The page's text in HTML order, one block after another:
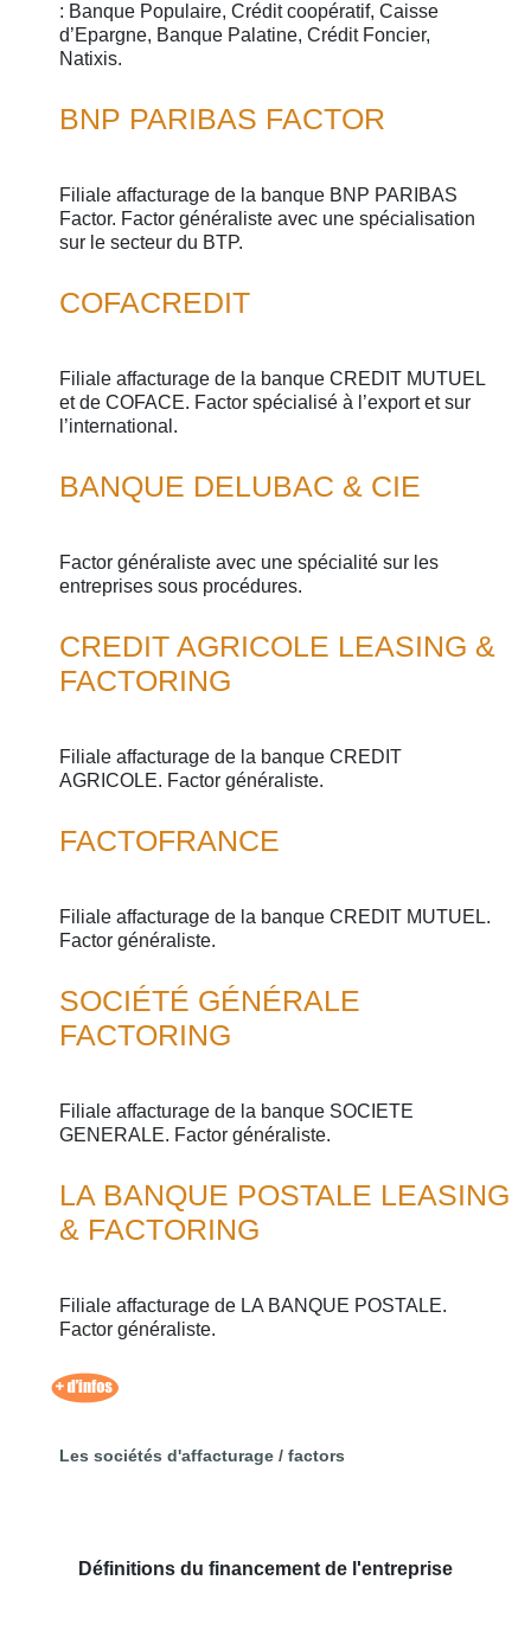
: Banque Populaire, Crédit coopératif, Caisse
d’Epargne, Banque Palatine, Crédit Foncier,
Natixis.
BNP PARIBAS FACTOR
Filiale affacturage de la banque BNP PARIBAS
Factor. Factor généraliste avec une spécialisation
sur le secteur du BTP.
COFACREDIT
Filiale affacturage de la banque CREDIT MUTUEL
et de COFACE. Factor spécialisé à l’export et sur
l’international.
BANQUE DELUBAC & CIE
Factor généraliste avec une spécialité sur les
entreprises sous procédures.
CREDIT AGRICOLE LEASING &
FACTORING
Filiale affacturage de la banque CREDIT
AGRICOLE. Factor généraliste.
FACTOFRANCE
Filiale affacturage de la banque CREDIT MUTUEL.
Factor généraliste.
SOCIÉTÉ GÉNÉRALE
FACTORING
Filiale affacturage de la banque SOCIETE
GENERALE. Factor généraliste.
LA BANQUE POSTALE LEASING
& FACTORING
Filiale affacturage de LA BANQUE POSTALE.
Factor généraliste.
Les sociétés d'affacturage / factors
Définitions du financement de l'entreprise